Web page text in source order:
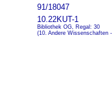
91/18047
10.22KUT-1
Bibliothek OG, Regal: 30
(10. Andere Wissenschaften